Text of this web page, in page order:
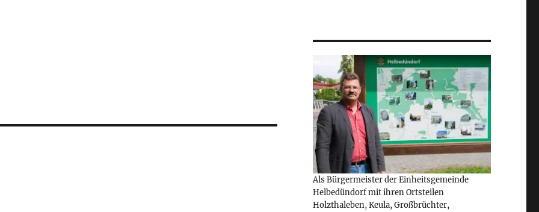
Als Bürgermeister der Einheitsgemeinde
Helbedündorf mit ihren Ortsteilen
Holzthaleben, Keula, Großbrüchter,